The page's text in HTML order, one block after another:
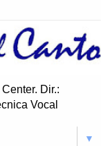
Dir.:
Vocal
▼